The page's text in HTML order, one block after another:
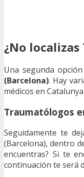
¿No
Una segunda
(Barcelona). Hay
médicos en
Traumatólogos
Seguidamente te
(Barcelona), dentro
encuentras? Si te
continuación te será